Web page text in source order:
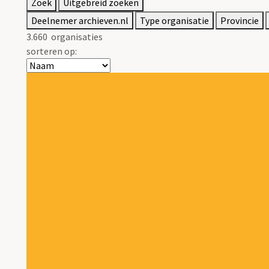
Zoek
Uitgebreid zoeken
Deelnemer archieven.nl
Type organisatie
Provincie
3.660 organisaties
sorteren op: